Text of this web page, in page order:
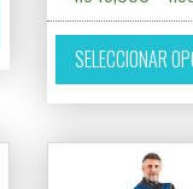
SELECCIONAR